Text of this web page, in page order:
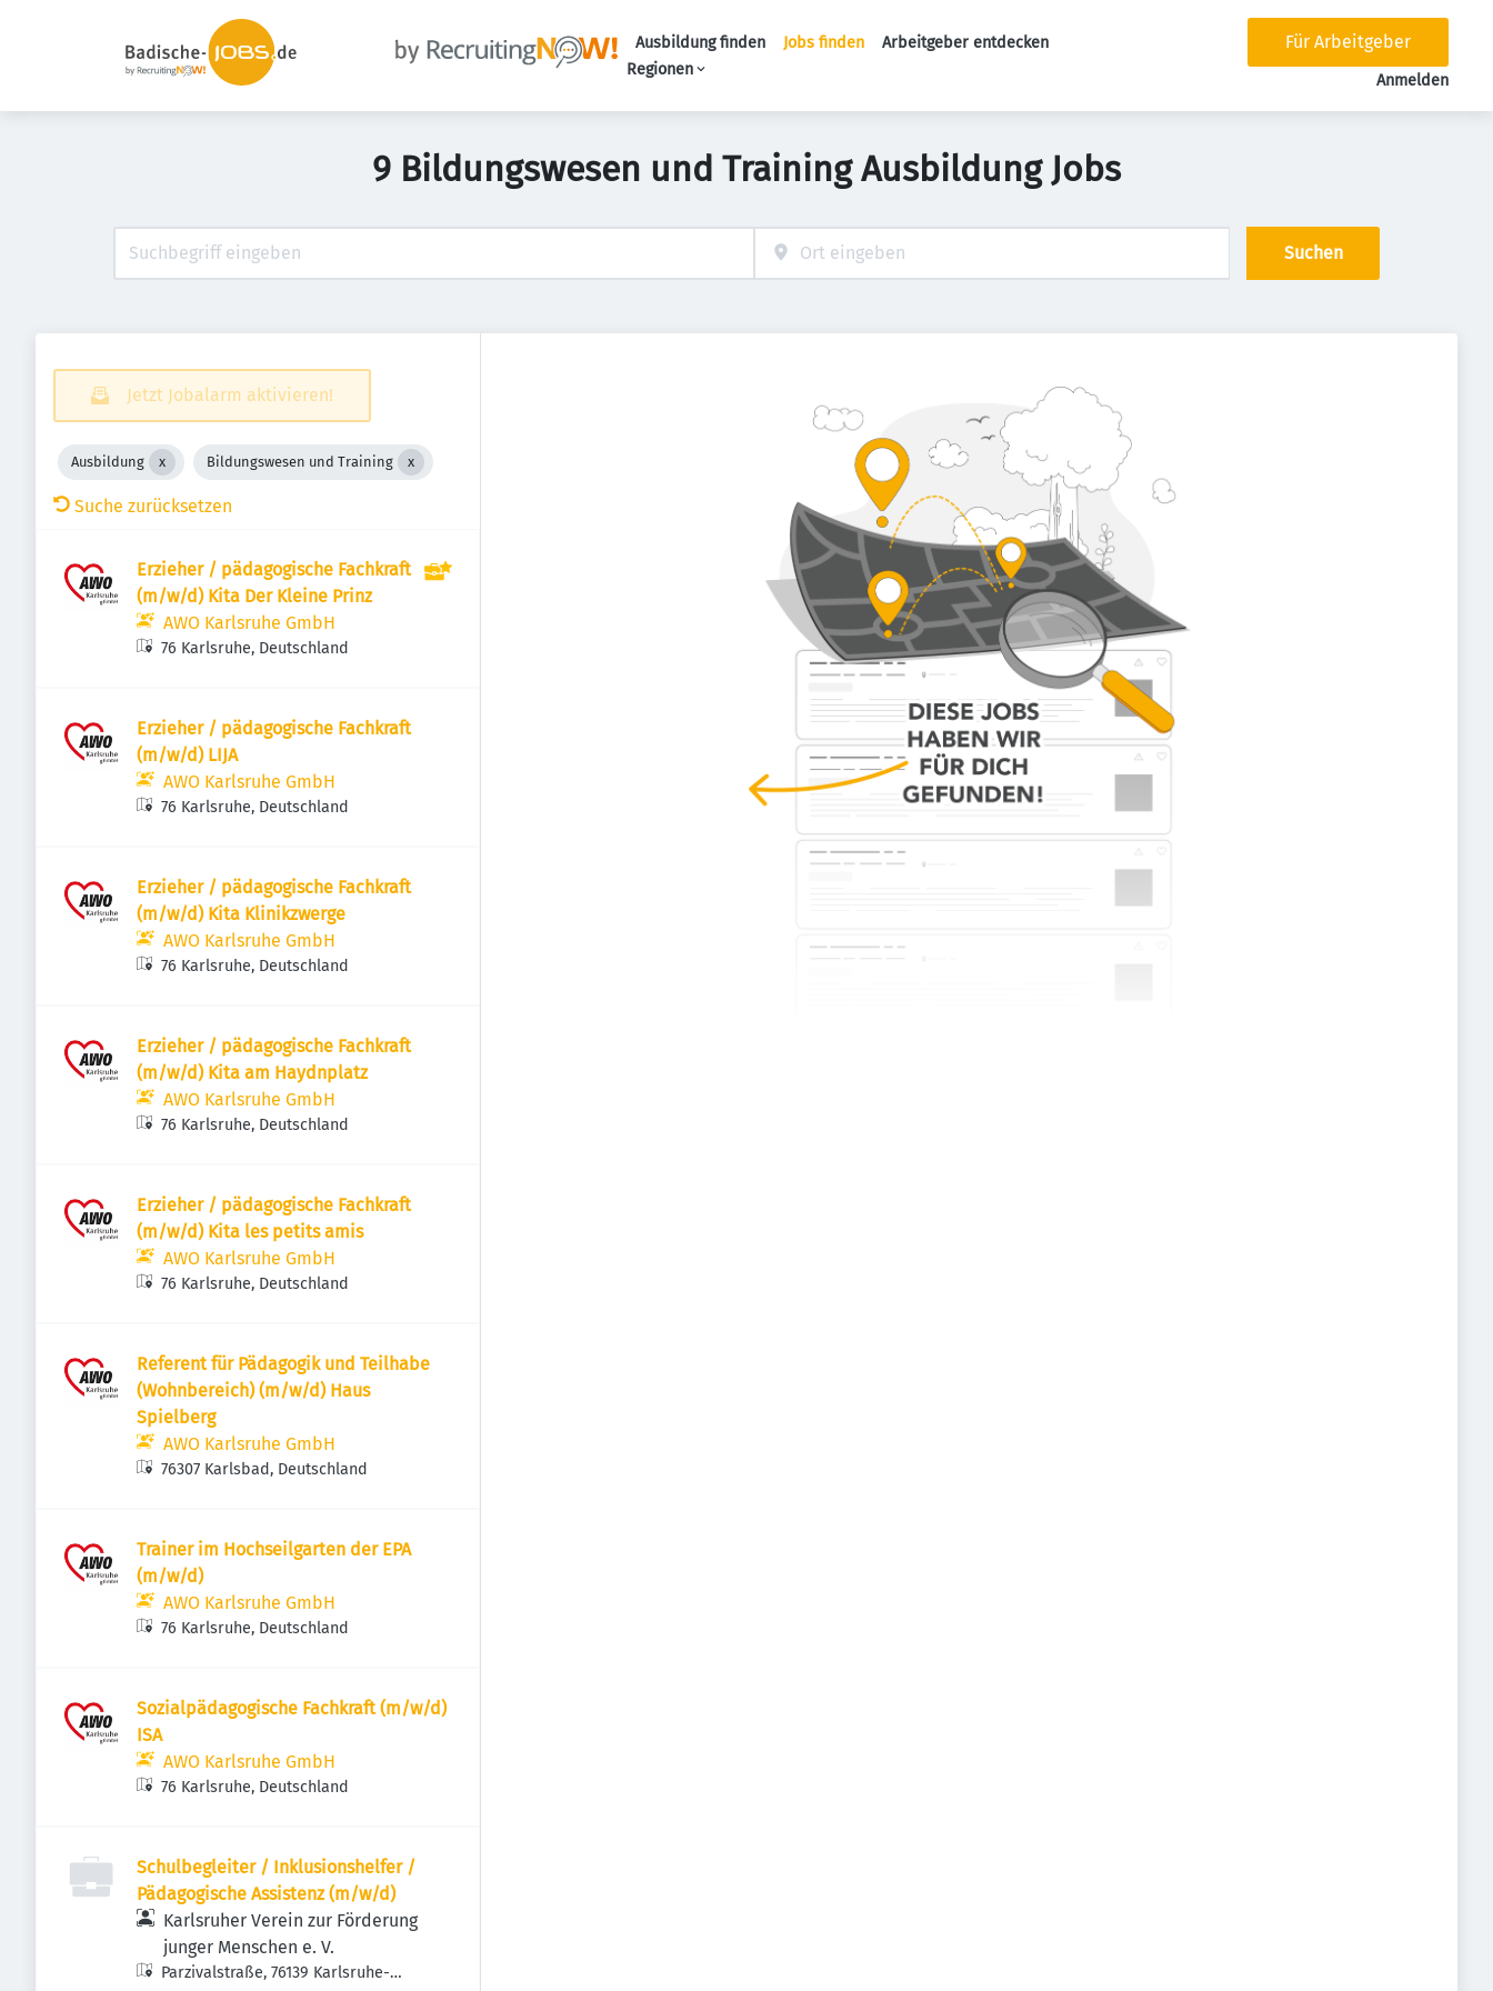
Ausbildung finden Jobs finden
Arbeitgeber entdecken
Regionen
Für Arbeitgeber
Anmelden
9 Bildungswesen und Training Ausbildung Jobs
Suchen
Jetzt Jobalarm aktivieren!
Ausbildung Bildungswesen und Training
Suche zurücksetzen
Erzieher / pädagogische Fachkraft
(m/w/d) Kita Der Kleine Prinz
AWO Karlsruhe GmbH
76 Karlsruhe, Deutschland
Erzieher / pädagogische Fachkraft
(m/w/d) LIJA
AWO Karlsruhe GmbH
76 Karlsruhe, Deutschland
Erzieher / pädagogische Fachkraft
(m/w/d) Kita Klinikzwerge
AWO Karlsruhe GmbH
76 Karlsruhe, Deutschland
Erzieher / pädagogische Fachkraft
(m/w/d) Kita am Haydnplatz
AWO Karlsruhe GmbH
76 Karlsruhe, Deutschland
Erzieher / pädagogische Fachkraft
(m/w/d) Kita les petits amis
AWO Karlsruhe GmbH
76 Karlsruhe, Deutschland
Referent für Pädagogik und Teilhabe
(Wohnbereich) (m/w/d) Haus
Spielberg
AWO Karlsruhe GmbH
76307 Karlsbad, Deutschland
Trainer im Hochseilgarten der EPA
(m/w/d)
AWO Karlsruhe GmbH
76 Karlsruhe, Deutschland
Sozialpädagogische Fachkraft (m/w/d)
ISA
AWO Karlsruhe GmbH
76 Karlsruhe, Deutschland
Schulbegleiter / Inklusionshelfer /
Pädagogische Assistenz (m/w/d)
Karlsruher Verein zur Förderung
junger Menschen e. V.
Parzivalstraße, 76139 Karlsruhe-